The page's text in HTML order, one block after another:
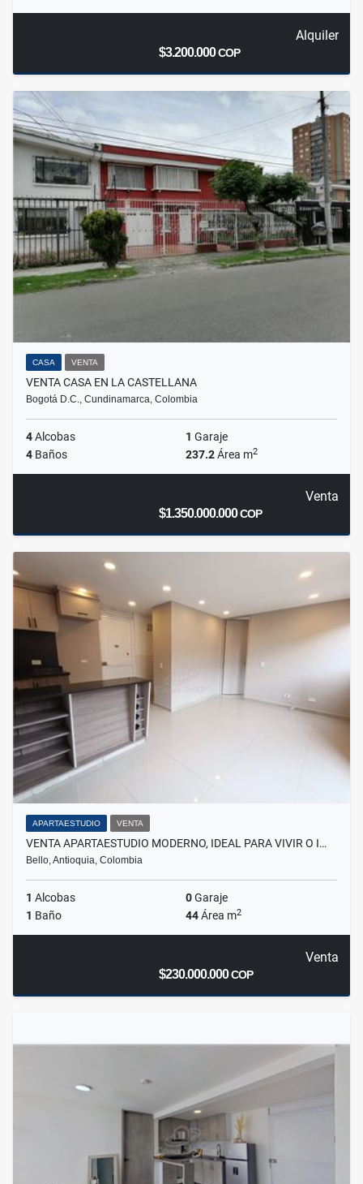
Alquiler
$3.200.000COP
CASA VENTA
VENTA CASA EN LA CASTELLANA
Bogotá D.C., Cundinamarca, Colombia
4Alcobas 1 Garaje
4 Baños 237.2Área m2
Venta
$1.350.000.000COP
APARTAESTUDIO VENTA
VENTA APARTAESTUDIO MODERNO, IDEAL PARA VIVIR O I…
Bello, Antioquia, Colombia
1 Alcobas 0Garaje
1 Baño 44Área m2
Venta
$230.000.000COP